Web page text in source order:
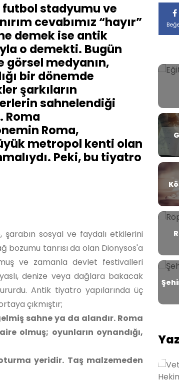
stadyumu ve
cevabımız “hayır”
demek ise antik
o demekti. Bugün
görsel medyanın,
bir dönemde
şarkıların
sahnelendiği
Roma
Roma,
metropol kenti olan
Peki, bu tiyatro
sosyal ve faydalı etkilerini
bozumu tanrısı da olan Dionysos'a
ve zamanla devlet festivalleri
denize veya dağlara bakacak
Antik tiyatro yapılarında üç
çıkmıştır;
sahne ya da alandır. Roma
olmuş; oyunların oynandığı,
yeridir. Taş malzemeden